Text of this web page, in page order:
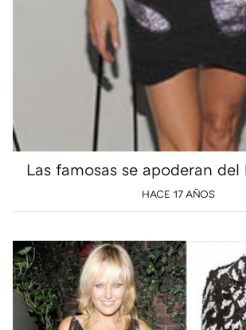
Las famosas se apoderan
HACE 17 AÑOS